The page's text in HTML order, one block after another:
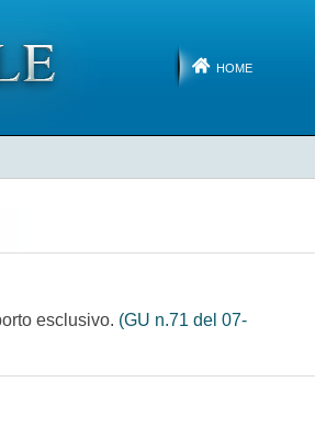
HOME
esclusivo. (GU n.71 del 07-